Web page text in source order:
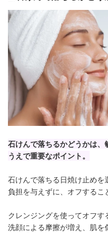
石けんで落ちるかどうかは
うえで重要なポイント。
石けんで落ちる日焼け止め
負担を与えずに、オフするこ
クレンジングを使ってオフ
洗顔による摩擦が増え、肌を